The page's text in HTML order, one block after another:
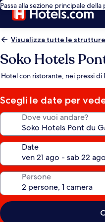
Passa alla sezione principale della
Visualizza tutte le strutture
Soko Hotels
Hotel con ristorante, nei pressi di
Scegli le date per
Dove vuoi andare?
Date
Persone